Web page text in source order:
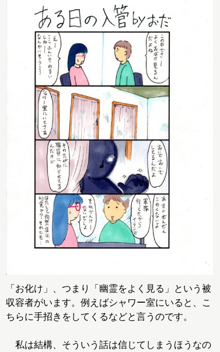
「お化け」、つまり「幽霊をよく見る」という被
収容者がいます。例えばシャワー室にいると、こ
ちらに手招きをしてくるなどと言うのです。
私は結構、そういう話は信じてしまうほうなの